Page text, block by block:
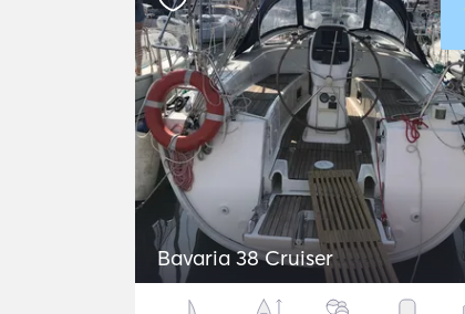
Bavaria 38 Cruiser